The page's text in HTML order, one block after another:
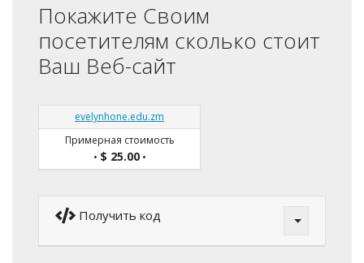
Покажите Своим
посетителям сколько стоит
Ваш Веб-сайт
evelynhone.edu.zm
Примерная стоимость
• $ 25.00•
Получить код